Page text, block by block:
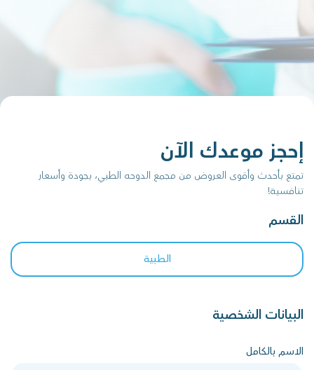
إحجز موعدك الآن
تمتع بأحدث وأقوى العروض من مجمع الدوحه الطبي، بجودة وأسعار
تنافسية!
القسم
الطبية
البيانات الشخصية
الاسم بالكامل